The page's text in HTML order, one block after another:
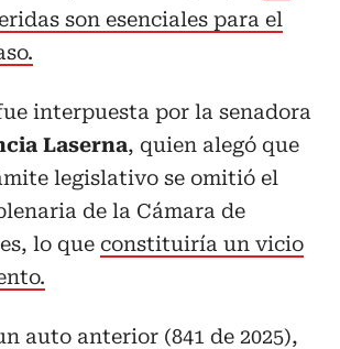
son esenciales para el
interpuesta por la senadora
Laserna, quien alegó que
legislativo se omitió el
de la Cámara de
lo que constituiría un vicio
auto anterior (841 de 2025),